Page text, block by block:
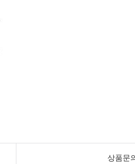
상품문